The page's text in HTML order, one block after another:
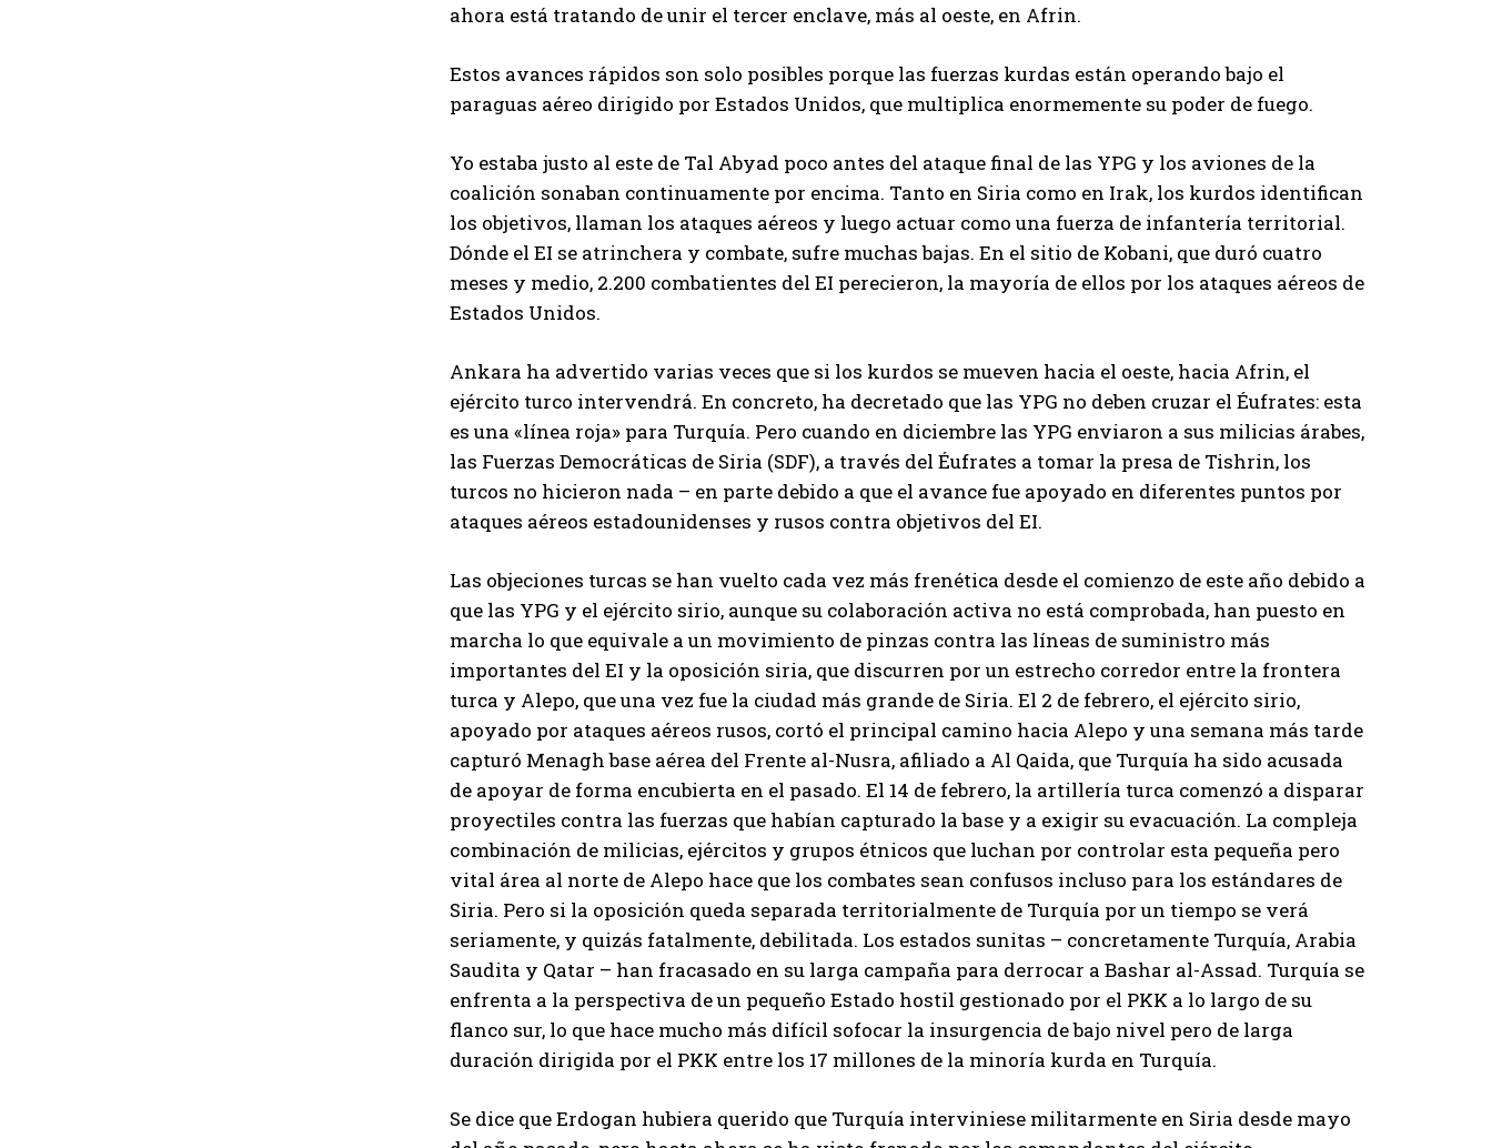
ahora está tratando de unir el tercer enclave, más al oeste, en Afrin.
Estos avances rápidos son solo posibles porque las fuerzas kurdas están operando bajo el
paraguas aéreo dirigido por Estados Unidos, que multiplica enormemente su poder de fuego.
Yo estaba justo al este de Tal Abyad poco antes del ataque final de las YPG y los aviones de la
coalición sonaban continuamente por encima. Tanto en Siria como en Irak, los kurdos identifican
los objetivos, llaman los ataques aéreos y luego actuar como una fuerza de infantería territorial.
Dónde el EI se atrinchera y combate, sufre muchas bajas. En el sitio de Kobani, que duró cuatro
meses y medio, 2.200 combatientes del EI perecieron, la mayoría de ellos por los ataques aéreos de
Estados Unidos.
Ankara ha advertido varias veces que si los kurdos se mueven hacia el oeste, hacia Afrin, el
ejército turco intervendrá. En concreto, ha decretado que las YPG no deben cruzar el Éufrates: esta
es una «línea roja» para Turquía. Pero cuando en diciembre las YPG enviaron a sus milicias árabes,
las Fuerzas Democráticas de Siria (SDF), a través del Éufrates a tomar la presa de Tishrin, los
turcos no hicieron nada – en parte debido a que el avance fue apoyado en diferentes puntos por
ataques aéreos estadounidenses y rusos contra objetivos del EI.
Las objeciones turcas se han vuelto cada vez más frenética desde el comienzo de este año debido a
que las YPG y el ejército sirio, aunque su colaboración activa no está comprobada, han puesto en
marcha lo que equivale a un movimiento de pinzas contra las líneas de suministro más
importantes del EI y la oposición siria, que discurren por un estrecho corredor entre la frontera
turca y Alepo, que una vez fue la ciudad más grande de Siria. El 2 de febrero, el ejército sirio,
apoyado por ataques aéreos rusos, cortó el principal camino hacia Alepo y una semana más tarde
capturó Menagh base aérea del Frente al-Nusra, afiliado a Al Qaida, que Turquía ha sido acusada
de apoyar de forma encubierta en el pasado. El 14 de febrero, la artillería turca comenzó a disparar
proyectiles contra las fuerzas que habían capturado la base y a exigir su evacuación. La compleja
combinación de milicias, ejércitos y grupos étnicos que luchan por controlar esta pequeña pero
vital área al norte de Alepo hace que los combates sean confusos incluso para los estándares de
Siria. Pero si la oposición queda separada territorialmente de Turquía por un tiempo se verá
seriamente, y quizás fatalmente, debilitada. Los estados sunitas – concretamente Turquía, Arabia
Saudita y Qatar – han fracasado en su larga campaña para derrocar a Bashar al-Assad. Turquía se
enfrenta a la perspectiva de un pequeño Estado hostil gestionado por el PKK a lo largo de su
flanco sur, lo que hace mucho más difícil sofocar la insurgencia de bajo nivel pero de larga
duración dirigida por el PKK entre los 17 millones de la minoría kurda en Turquía.
Se dice que Erdogan hubiera querido que Turquía interviniese militarmente en Siria desde mayo